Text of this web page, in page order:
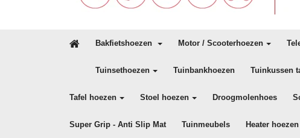
Bakfietshoezen Motor / Scooterhoezen
Tuinsethoezen Tuinbankhoezen Tuinkussen
Tafel hoezen Stoel hoezen Droogmolenhoes
Super Grip - Anti Slip Mat Tuinmeubels Heater hoezen